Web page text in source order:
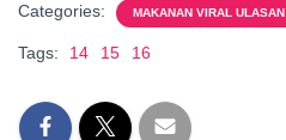
Categories: MAKANAN VIRAL ULASAN
Tags: 14 15 16